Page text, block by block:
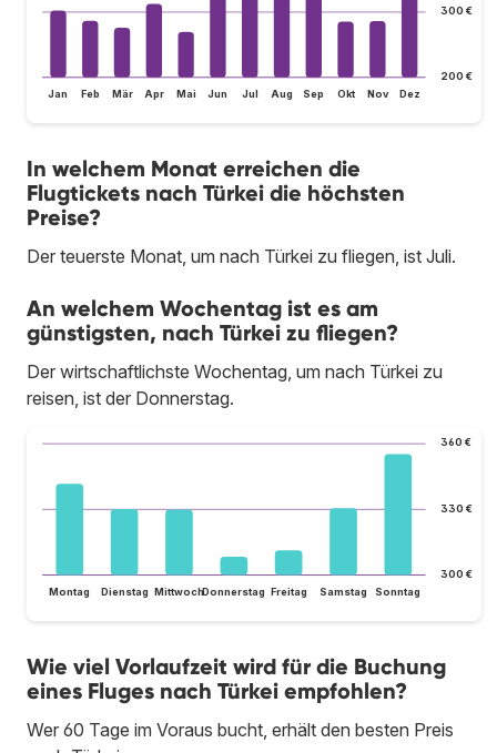
200 €
300 €
Jan Feb Mär Apr Mai Jun Jul Aug Sep Okt Nov Dez
In welchem Monat erreichen die
Flugtickets nach Türkei die höchsten
Preise?
Der teuerste Monat, um nach Türkei zu fliegen, ist Juli.
An welchem Wochentag ist es am
günstigsten, nach Türkei zu fliegen?
Der wirtschaftlichste Wochentag, um nach Türkei zu
reisen, ist der Donnerstag.
300 €
330 €
360 €
Montag Dienstag MittwochDonnerstag Freitag Samstag Sonntag
Wie viel Vorlaufzeit wird für die Buchung
eines Fluges nach Türkei empfohlen?
Wer 60 Tage im Voraus bucht, erhält den besten Preis